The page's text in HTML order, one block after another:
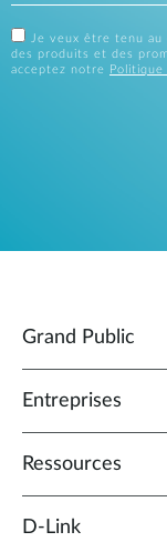
Je veux être tenu au
des produits et des
acceptez notre
Grand Public
Entreprises
Ressources
D‑Link